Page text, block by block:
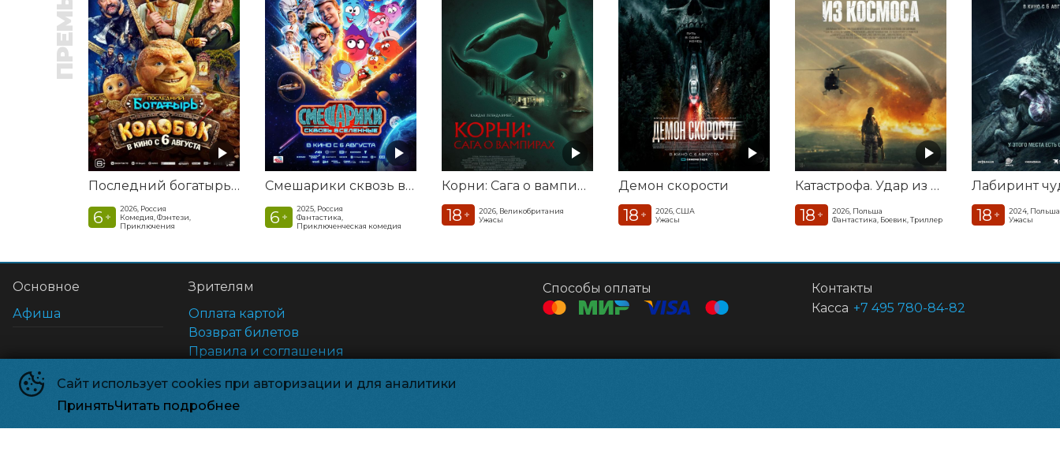
Последний богатырь. Колобок
6 +
2026, Россия
Комедия, Фэнтези,
Приключения
Смешарики сквозь вселенные
6 +
2025, Россия
Фантастика,
Приключенческая комедия
Корни: Сага о вампирах
18 +
2026, Великобритания
Ужасы
Демон скорости
18 +
2026, США
Ужасы
Катастрофа. Удар из космоса
18 +
2026, Польша
Фантастика, Боевик, Триллер
Лабиринт
18 +
2024, Польша
Ужасы
Сайт использует cookies при авторизации и для аналитики
ПринятьЧитать подробнее
Основное
Афиша
Зрителям
Оплата картой
Возврат билетов
Правила и соглашения
Способы оплаты
Контакты
Касса +7 495 780-84-82